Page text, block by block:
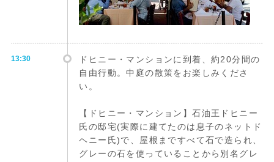
13:30
ドヒニー・マンションに到着、約20分間の
自由行動。中庭の散策をお楽しみくださ
い。
【ドヒニー・マンション】石油王ドヒニー
氏の邸宅(実際に建てたのは息子のネットド
ヘニー氏)で、屋根まですべて石で造られ、
グレーの石を使っていることから別名グレ